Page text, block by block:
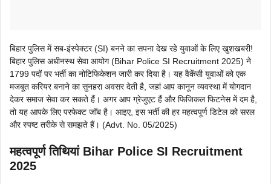
बिहार पुलिस में सब-इंस्पेक्टर (SI) बनने का सपना देख रहे युवाओं के लिए खुशखबरी!
बिहार पुलिस अधीनस्थ सेवा आयोग (Bihar Police SI Recruitment 2025) ने
1799 पदों पर भर्ती का नोटिफिकेशन जारी कर दिया है। यह वैकेंसी युवाओं को एक
मजबूत करियर बनाने का सुनहरा अवसर देती है, जहां आप कानून व्यवस्था में योगदान
देकर समाज सेवा कर सकते हैं। अगर आप ग्रेजुएट हैं और फिजिकल फिटनेस में दम है,
तो यह आपके लिए परफेक्ट जॉब है। आइए, इस भर्ती की हर महत्वपूर्ण डिटेल को सरल
और स्पष्ट तरीके से समझते हैं। (Advt. No. 05/2025)
महत्वपूर्ण तिथियां Bihar Police SI Recruitment
2025